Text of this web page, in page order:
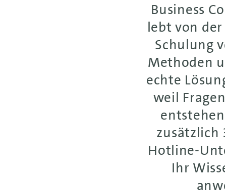
Business
lebt von der
Schulung
Methoden
echte
weil
zusätzlich
Hotline-
Ihr